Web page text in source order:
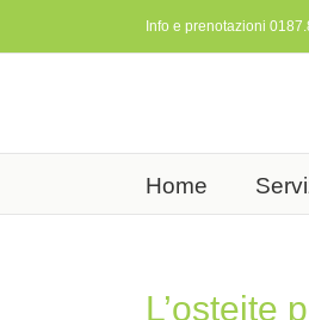
Info e prenotazioni
Home
L’osteite